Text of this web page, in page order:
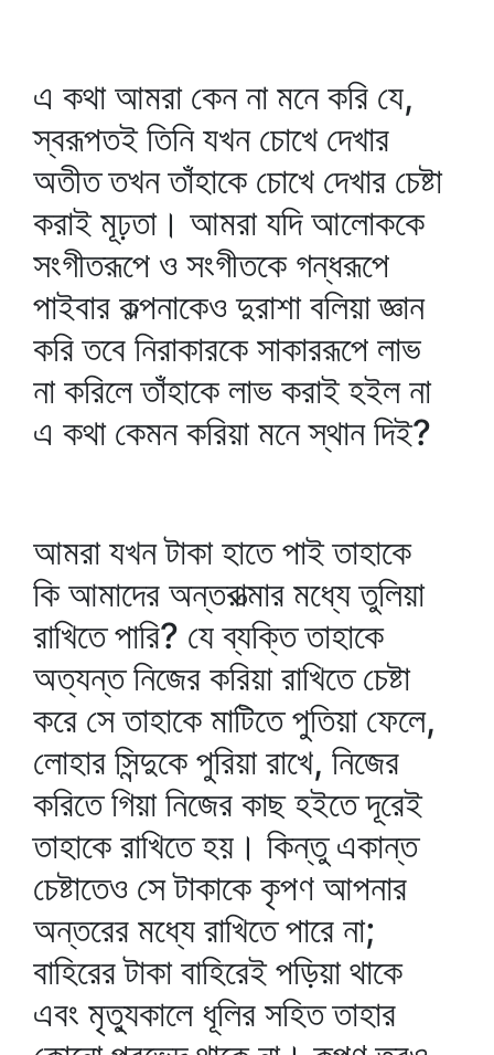
এ কথা আমরা কেন না মনে করি যে,
স্বরূপতই তিনি যখন চোখে দেখার
অতীত তখন তাঁহাকে চোখে দেখার চেষ্টা
করাই মূঢ়তা। আমরা যদি আলোককে
সংগীতরূপে ও সংগীতকে গন্ধরূপে
পাইবার কল্পনাকেও দুরাশা বলিয়া জ্ঞান
করি তবে নিরাকারকে সাকাররূপে লাভ
না করিলে তাঁহাকে লাভ করাই হইল না
এ কথা কেমন করিয়া মনে স্থান দিই?
আমরা যখন টাকা হাতে পাই তাহাকে
কি আমাদের অন্তরাত্মার মধ্যে তুলিয়া
রাখিতে পারি? যে ব্যক্তি তাহাকে
অত্যন্ত নিজের করিয়া রাখিতে চেষ্টা
করে সে তাহাকে মাটিতে পুতিয়া ফেলে,
লোহার সিন্দুকে পুরিয়া রাখে, নিজের
করিতে গিয়া নিজের কাছ হইতে দূরেই
তাহাকে রাখিতে হয়। কিন্তু একান্ত
চেষ্টাতেও সে টাকাকে কৃপণ আপনার
অন্তরের মধ্যে রাখিতে পারে না;
বাহিরের টাকা বাহিরেই পড়িয়া থাকে
এবং মৃত্যুকালে ধূলির সহিত তাহার